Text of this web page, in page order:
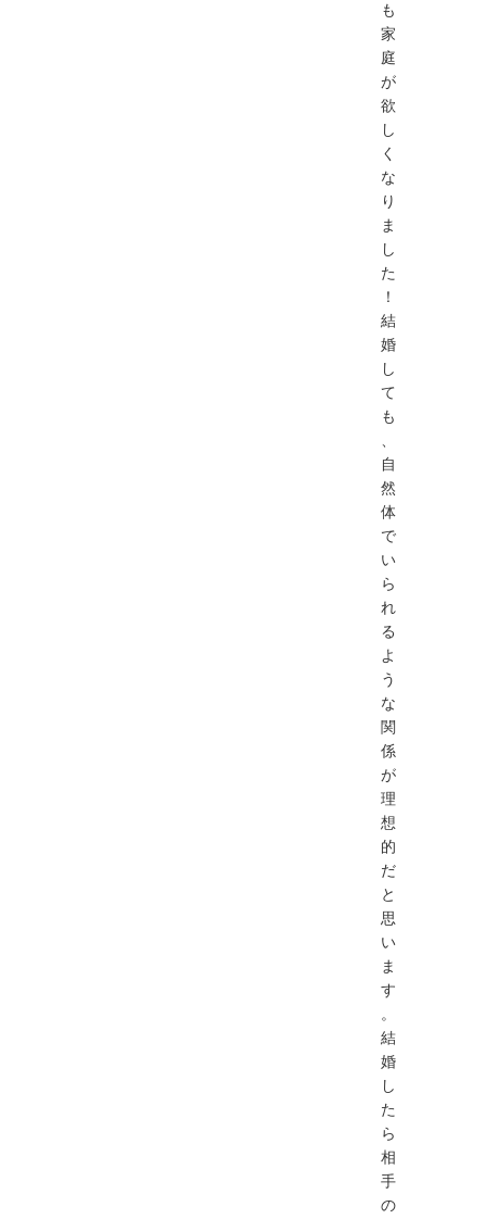
も
家
庭
が
欲
し
く
な
り
ま
し
た
！
結
婚
し
て
も
、
自
然
体
で
い
ら
れ
る
よ
う
な
関
係
が
理
想
的
だ
と
思
い
ま
す
。
結
婚
し
た
ら
相
手
の